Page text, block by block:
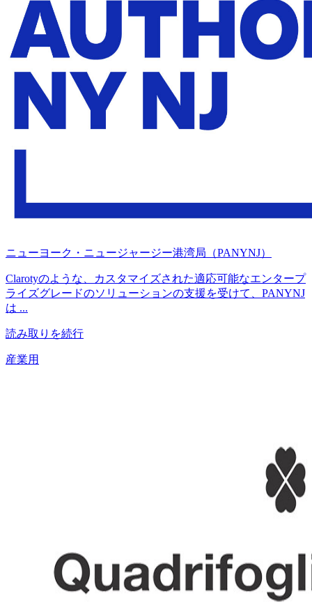
ニューヨーク・ニュージャージー港湾局（PANYNJ）
Clarotyのような、カスタマイズされた適応可能なエンタープ
ライズグレードのソリューションの支援を受けて、PANYNJ
は ...
読み取りを続行
産業用